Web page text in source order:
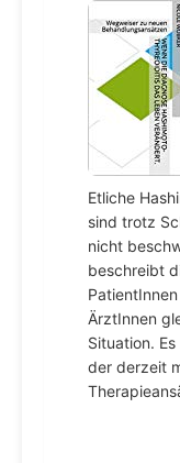
Etliche
sind trotz
nicht
beschreibt
ÄrztInnen
Situation.
der derzeit